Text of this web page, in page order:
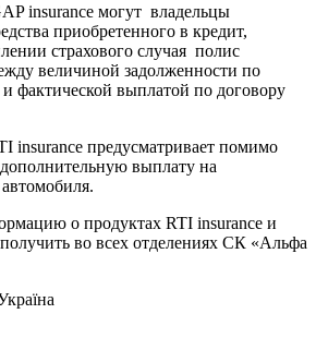
insurance могут владельцы
приобретенного в кредит,
страхового случая полис
величиной задолженности по
фактической выплатой по договору
insurance предусматривает помимо
выплату на
о продуктах RTI insurance и
во всех отделениях СК «Альфа